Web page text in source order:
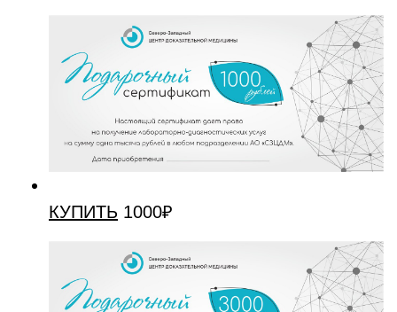
КУПИТЬ 1000₽